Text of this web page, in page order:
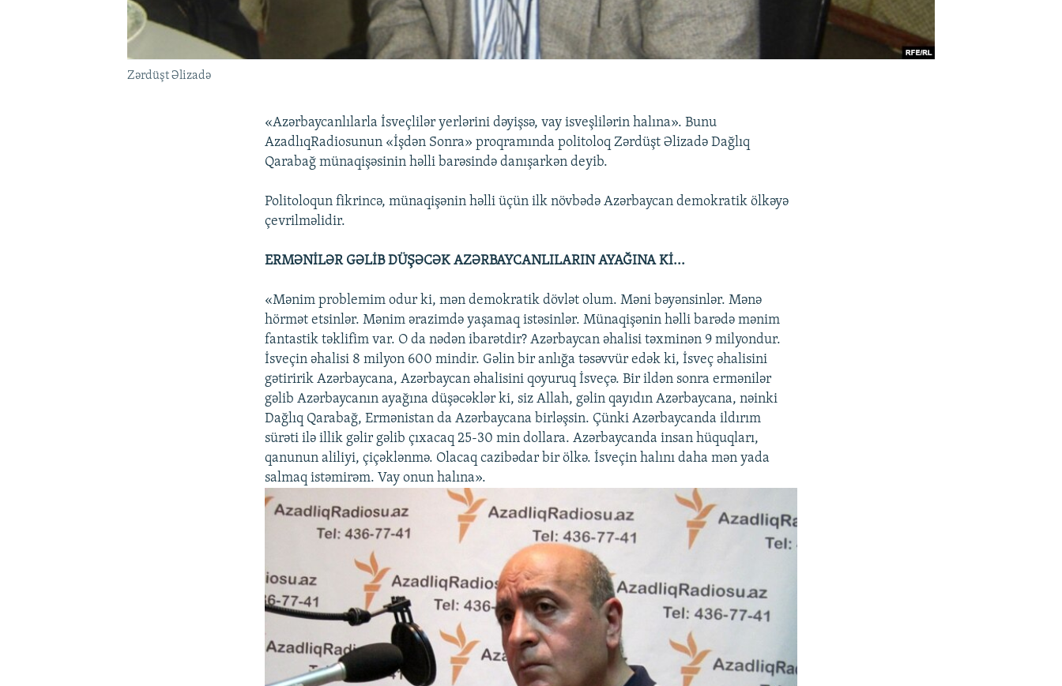
Zərdüşt Əlizadə
«Azərbaycanlılarla İsveçlilər yerlərini dəyişsə, vay isveşlilərin halına». Bunu
AzadlıqRadiosunun «İşdən Sonra» proqramında politoloq Zərdüşt Əlizadə Dağlıq
Qarabağ münaqişəsinin həlli barəsində danışarkən deyib.
Politoloqun fikrincə, münaqişənin həlli üçün ilk növbədə Azərbaycan demokratik ölkəyə
çevrilməlidir.
ERMƏNİLƏR GƏLİB DÜŞƏCƏK AZƏRBAYCANLILARIN AYAĞINAKİ...
«Mənim problemim odur ki, mən demokratik dövlət olum. Məni bəyənsinlər. Mənə
hörmət etsinlər. Mənim ərazimdə yaşamaq istəsinlər. Münaqişənin həlli barədə mənim
fantastik təklifim var. O da nədən ibarətdir? Azərbaycan əhalisi təxminən 9 milyondur.
İsveçin əhalisi 8 milyon 600 mindir. Gəlin bir anlığa təsəvvür edək ki, İsveç əhalisini
gətiririk Azərbaycana, Azərbaycan əhalisini qoyuruq İsveçə. Bir ildən sonra ermənilər
gəlib Azərbaycanın ayağına düşəcəklər ki, siz Allah, gəlin qayıdın Azərbaycana, nəinki
Dağlıq Qarabağ, Ermənistan da Azərbaycana birləşsin. Çünki Azərbaycanda ildırım
sürəti ilə illik gəlir gəlib çıxacaq 25-30 min dollara. Azərbaycanda insan hüquqları,
qanunun aliliyi, çiçəklənmə. Olacaq cazibədar bir ölkə. İsveçin halını daha mən yada
salmaq istəmirəm. Vay onun halına».